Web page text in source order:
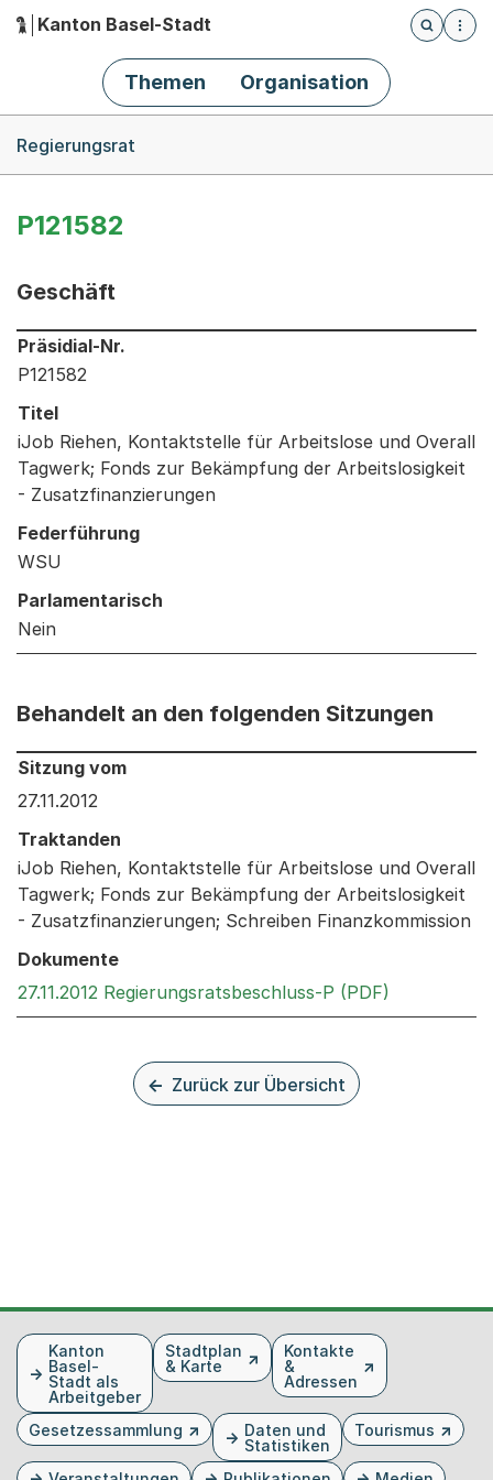
Hauptnavigation
Kanton Basel-Stadt
Öffnet
Themen Organisation
Regierungsrat
P121582
Geschäft
Informationen zum Ausgewählten Geschäft
Präsidial-Nr.
P121582
Titel
iJob Riehen, Kontaktstelle für Arbeitslose und Overall
Tagwerk; Fonds zur Bekämpfung der Arbeitslosigkeit
- Zusatzfinanzierungen
Federführung
WSU
Parlamentarisch
Nein
Behandelt an den folgenden Sitzungen
Behandelt an den folgenden Sitzungen: Informationen
Sitzung vom
27.11.2012
Traktanden
iJob Riehen, Kontaktstelle für Arbeitslose und Overall
Tagwerk; Fonds zur Bekämpfung der Arbeitslosigkeit
- Zusatzfinanzierungen; Schreiben Finanzkommission
Dokumente
27.11.2012 Regierungsratsbeschluss-P (PDF)
Zurück zur Übersicht
FusszeileKanton
Basel-
Stadt als
Arbeitgeber
Stadtplan
& Karte
Kontakte
&
Adressen
Gesetzessammlung
Daten und
Statistiken
Tourismus